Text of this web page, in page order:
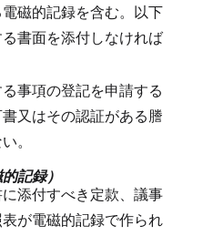
磁的記録を含む。以下
書面を添付しなければ
事項の登記を申請する
又はその認証がある謄
。
記録）
添付すべき定款、議事
が電磁的記録で作られ